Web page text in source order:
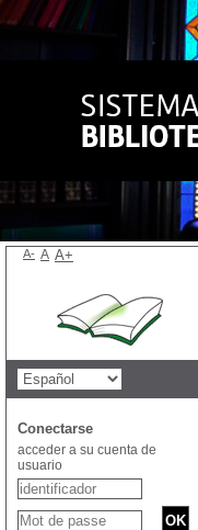
A- A A+
Conectarse
acceder a su cuenta de
usuario